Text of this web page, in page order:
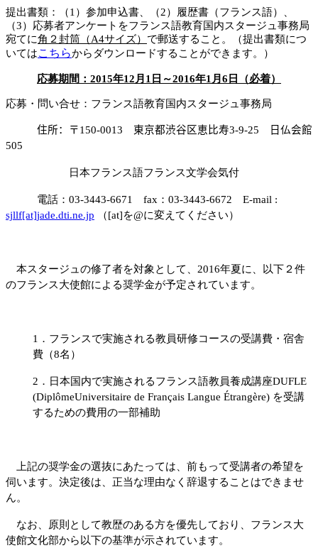
提出書類：（1 ）参加申込書、（2）履歴書（フランス語）、
（3）応募者アンケートをフランス語教育国内スタージュ事務局
宛てに角２封筒（A4サイズ） で郵送すること。（提出書類につ
いてはこちらからダウンロードすることができます。）
応募期間： 2015年12 月 1 日～2016年1 月 6 日（必着）
応募・問い合せ：フランス語教育国内スタージュ事務局
住所：〒150-0013 東京都渋谷区恵比寿3-9-25 日仏会館
505
日本フランス語フランス文学会気付
電話： 03-3443-6671 fax ： 03-3443-6672
E-mail :
sjllf[at]jade.dti.ne.jp （[at]を@に変えてください）
本スタージュの修了者を対象として、 2016年夏に、以下２件
のフランス大使館による奨学金が予定されています。
1 ．フランスで実施される教員研修コースの受講費・宿舎
費（8名）
2 ．日本国内で実施されるフランス語教員養成講座DUFLE
(DiplômeUniversitaire de Français Langue Étrangère) を受講
するための費用の一部補助
上記の奨学金の選抜にあたっては、前もって受講者の希望を
伺います。決定後は、正当な理由なく辞退することはできませ
ん。
なお、原則として教歴のある方を優先しており、フランス大
使館文化部から以下の基準が示されています。